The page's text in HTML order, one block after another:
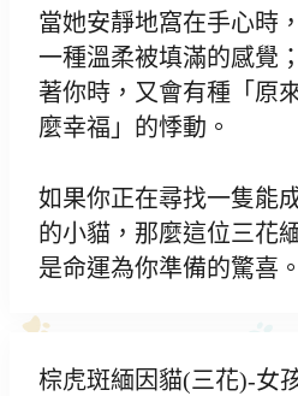
當她安靜地窩在手心時
一種溫柔被填滿的感覺
著你時，又會有種「原
麼幸福」的悸動。
如果你正在尋找一隻能
的小貓，那麼這位三花
是命運為你準備的驚喜。
棕虎斑緬因貓(三花)-女